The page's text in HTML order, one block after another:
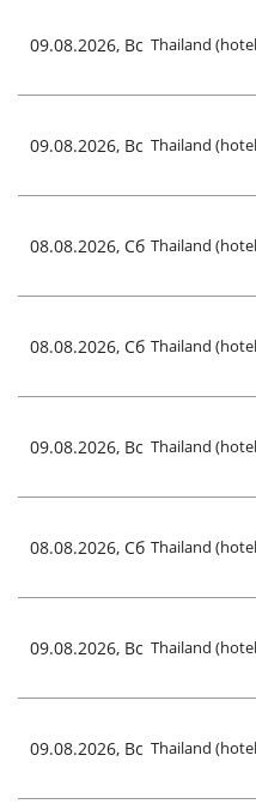
09.08.2026, Вс Thailand
09.08.2026, Вс Thailand
08.08.2026, Сб Thailand
08.08.2026, Сб Thailand
09.08.2026, Вс Thailand
08.08.2026, Сб Thailand
09.08.2026, Вс Thailand
09.08.2026, Вс Thailand